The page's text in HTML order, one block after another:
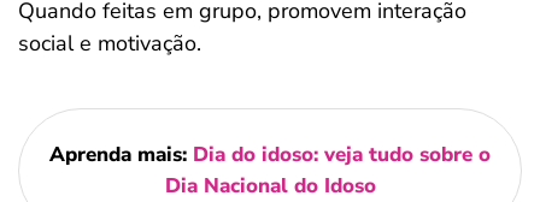
Quando feitas em grupo, promovem interação
social e motivação.
Aprenda mais: Dia do idoso: veja tudo sobre o
Dia Nacional do Idoso